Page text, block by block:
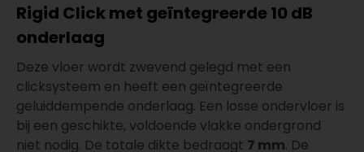
Rigid Click met geïntegreerde 10 dB
onderlaag
Deze vloer wordt zwevend gelegd met een
clicksysteem en heeft een geïntegreerde
geluiddempende onderlaag. Een losse ondervloer is
bij een geschikte, voldoende vlakke ondergrond
niet nodig. De totale dikte bedraagt 7 mm. De